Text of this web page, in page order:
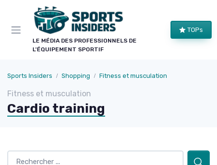
LE MÉDIA DES PROFESSIONNELS DE
L'ÉQUIPEMENT SPORTIF
TOPs
Sports Insiders Shopping Fitness et musculation
Fitness et musculation
Cardio training
×
LE CLUB SPORTS INSIDERS
Bons plans sur le matériel de structure, alertes
comparatifs avant leur publication. Pour ceux qui
équipent un club, une salle ou une collectivité.
Avant-premières Normes & sécurité
Panneau de gestion des cookies